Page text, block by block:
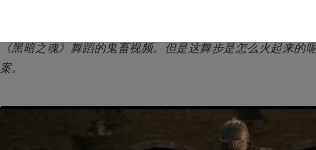
导语：《黑暗之魂复刻版》已经在今天正式发售了！相信不
《黑暗之魂》舞蹈的鬼畜视频。但是这舞步是怎么火起来的
案。